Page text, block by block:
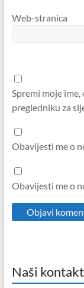
Web-stranica
Spremi moje
pregledniku za
Obavijesti me o
Obavijesti me o
Naši